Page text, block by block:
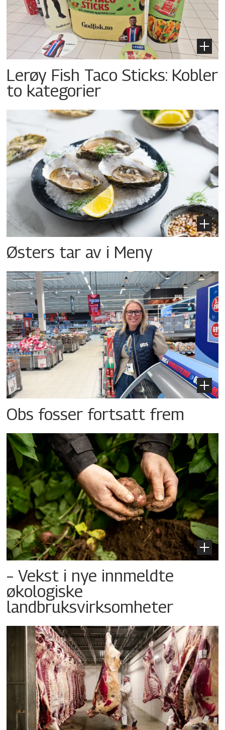
Lerøy Fish Taco Sticks: Kobler
to kategorier
Østers tar av i Meny
Obs fosser fortsatt frem
– Vekst i nye innmeldte
økologiske
landbruksvirksomheter